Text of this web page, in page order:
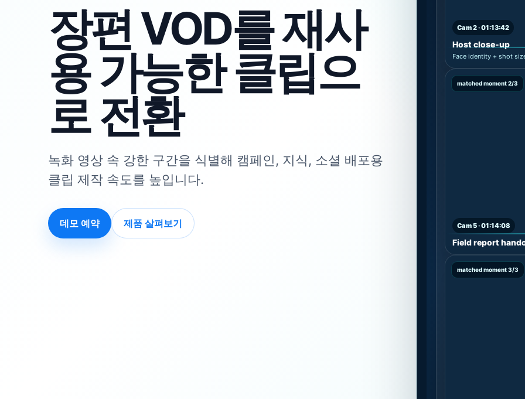
장편 VOD를 재사
용 가능한 클립으
로 전환
녹화 영상 속 강한 구간을 식별해 캠페인, 지식, 소셜 배포용
클립 제작 속도를 높입니다.
데모 예약 제품 살펴보기
Cam 2 · 01:13:42
Host close-up
Face identity + shot
matched moment 2/3
Cam 5 · 01:14:08
Field report
matched moment 3/3